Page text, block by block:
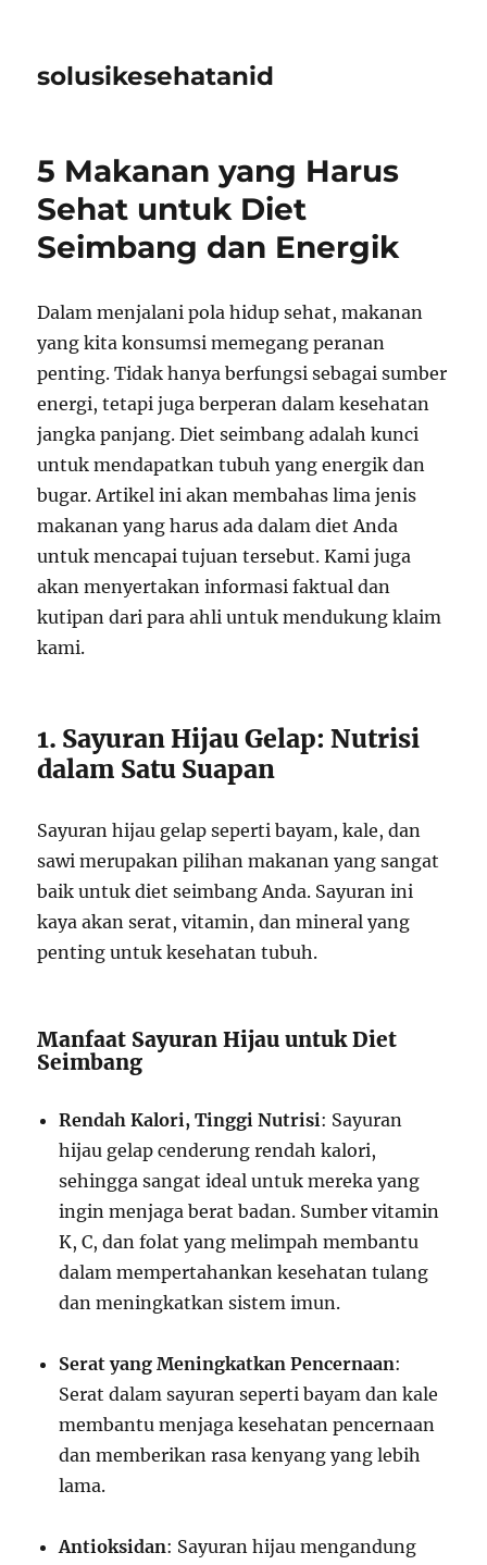
solusikesehatanid
5 Makanan yang Harus
Sehat untuk Diet
Seimbang dan Energik
Dalam menjalani pola hidup sehat, makanan
yang kita konsumsi memegang peranan
penting. Tidak hanya berfungsi sebagai sumber
energi, tetapi juga berperan dalam kesehatan
jangka panjang. Diet seimbang adalah kunci
untuk mendapatkan tubuh yang energik dan
bugar. Artikel ini akan membahas lima jenis
makanan yang harus ada dalam diet Anda
untuk mencapai tujuan tersebut. Kami juga
akan menyertakan informasi faktual dan
kutipan dari para ahli untuk mendukung klaim
kami.
1. Sayuran Hijau Gelap: Nutrisi
dalam Satu Suapan
Sayuran hijau gelap seperti bayam, kale, dan
sawi merupakan pilihan makanan yang sangat
baik untuk diet seimbang Anda. Sayuran ini
kaya akan serat, vitamin, dan mineral yang
penting untuk kesehatan tubuh.
Manfaat Sayuran Hijau untuk Diet
Seimbang
Rendah Kalori, Tinggi Nutrisi: Sayuran
hijau gelap cenderung rendah kalori,
sehingga sangat ideal untuk mereka yang
ingin menjaga berat badan. Sumber vitamin
K, C, dan folat yang melimpah membantu
dalam mempertahankan kesehatan tulang
dan meningkatkan sistem imun.
Serat yang Meningkatkan Pencernaan:
Serat dalam sayuran seperti bayam dan kale
membantu menjaga kesehatan pencernaan
dan memberikan rasa kenyang yang lebih
lama.
Antioksidan: Sayuran hijau mengandung